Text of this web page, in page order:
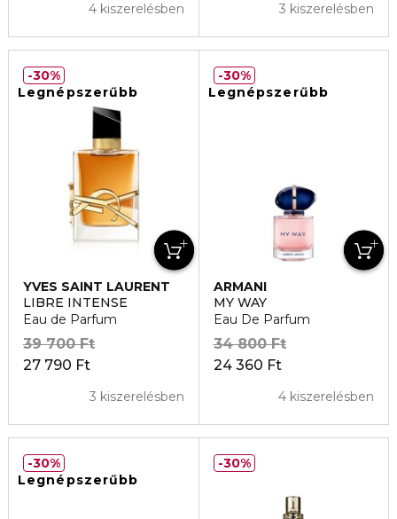
4 kiszerelésben 3 kiszerelésben
Legnépszerűbb
YVES SAINT LAURENT
LIBRE INTENSE
Eau de Parfum
27 790 Ft
39 700 Ft
3 kiszerelésben
30%
Legnépszerűbb
ARMANI
MY WAY
Eau De Parfum
24 360 Ft
34 800 Ft
4 kiszerelésben
30%
Legnépszerűbb
30% 30%